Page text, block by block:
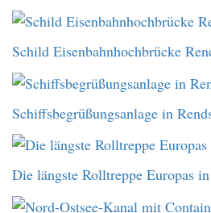
Schild Eisenbahnhochbrücke
Schiffsbegrüßungsanlage in
Die längste Rolltreppe Europas